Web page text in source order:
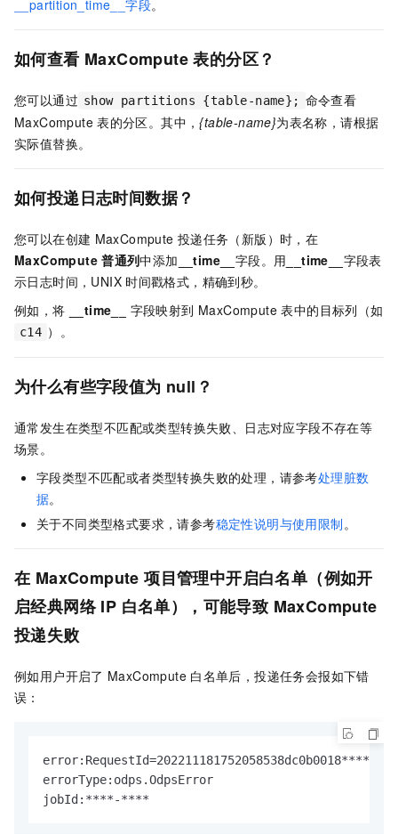
__partition_time__字段。
如何查看 MaxCompute 表的分区？
您可以通过 show partitions {table-name}; 命令查看
MaxCompute 表的分区。其中，{table-name}为表名称，请根据
实际值替换。
如何投递日志时间数据？
您可以在创建 MaxCompute 投递任务（新版）时，在
MaxCompute 普通列中添加 __time__ 字段。用 __time__ 字段表
示日志时间，UNIX 时间戳格式，精确到秒。
例如，将
__time__ 字段映射到 MaxCompute 表中的目标列（如
c14 ）。
为什么有些字段值为 null？
通常发生在类型不匹配或类型转换失败、日志对应字段不存在等
场景。
字段类型不匹配或者类型转换失败的处理，请参考处理脏数
据。
关于不同类型格式要求，请参考稳定性说明与使用限制。
在 MaxCompute 项目管理中开启白名单（例如开
启经典网络 IP 白名单），可能导致 MaxCompute
投递失败
例如用户开启了 MaxCompute 白名单后，投递任务会报如下错
误：
errorType:odps.OdpsError
jobId:****-****